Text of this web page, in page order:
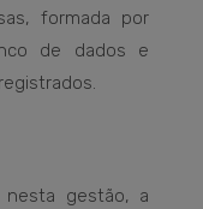
formada por
de dados e
nesta gestão, a